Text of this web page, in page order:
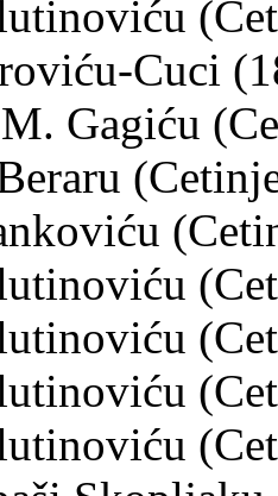
Cuci
Gagiću